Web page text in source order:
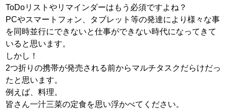
ToDoリストやリマインダーはもう必須ですよね？
PCやスマートフォン、タブレット等の発達により様々な事
を同時並行にできないと仕事ができない時代になってきて
いると思います。
しかし！
2つ折りの携帯が発売される前からマルチタスクだらけだっ
たと思います。
例えば、料理。
皆さん一汁三菜の定食を思い浮かべてください。